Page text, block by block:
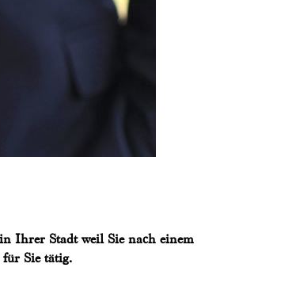
Ihrer Stadt weil Sie nach einem
für Sie tätig.